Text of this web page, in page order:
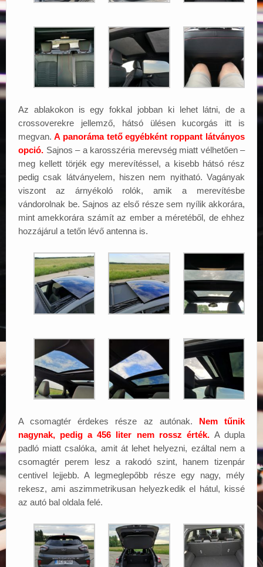
Az ablakokon is egy fokkal jobban ki lehet látni, de a
crossoverekre jellemző, hátsó ülésen kucorgás itt is
megvan. A panoráma tető egyébként roppant látványos
opció. Sajnos – a karosszéria merevség miatt vélhetően –
meg kellett törjék egy merevítéssel, a kisebb hátsó rész
pedig csak látványelem, hiszen nem nyitható. Vagányak
viszont az árnyékoló rolók, amik a merevítésbe
vándorolnak be. Sajnos az első része sem nyílik akkorára,
mint amekkorára számít az ember a méretéből, de ehhez
hozzájárul a tetőn lévő antenna is.
A csomagtér érdekes része az autónak. Nem tűnik
nagynak, pedig a 456 liter nem rossz érték. A dupla
padló miatt csalóka, amit át lehet helyezni, ezáltal nem a
csomagtér perem lesz a rakodó szint, hanem tizenpár
centivel lejjebb. A legmeglepőbb része egy nagy, mély
rekesz, ami aszimmetrikusan helyezkedik el hátul, kissé
az autó bal oldala felé.